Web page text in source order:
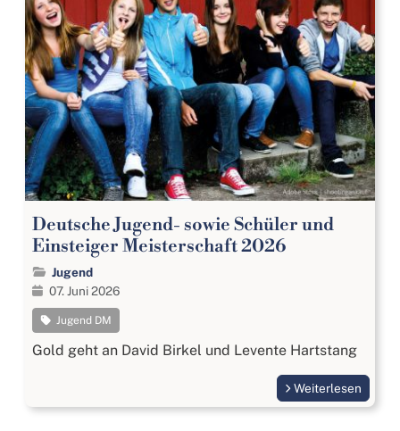
Deutsche Jugend- sowie Schüler und
Einsteiger Meisterschaft 2026
Jugend
07. Juni 2026
Jugend DM
Gold geht an David Birkel und Levente Hartstang
Weiterlesen